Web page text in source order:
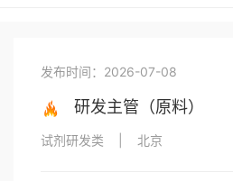
发布时间：2026-07-08
研发主管（原料）
试剂研发类 北京